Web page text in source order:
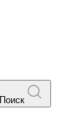
Поиск